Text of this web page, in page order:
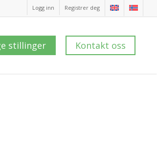
Logg inn Registrer deg
stillinger Kontakt oss